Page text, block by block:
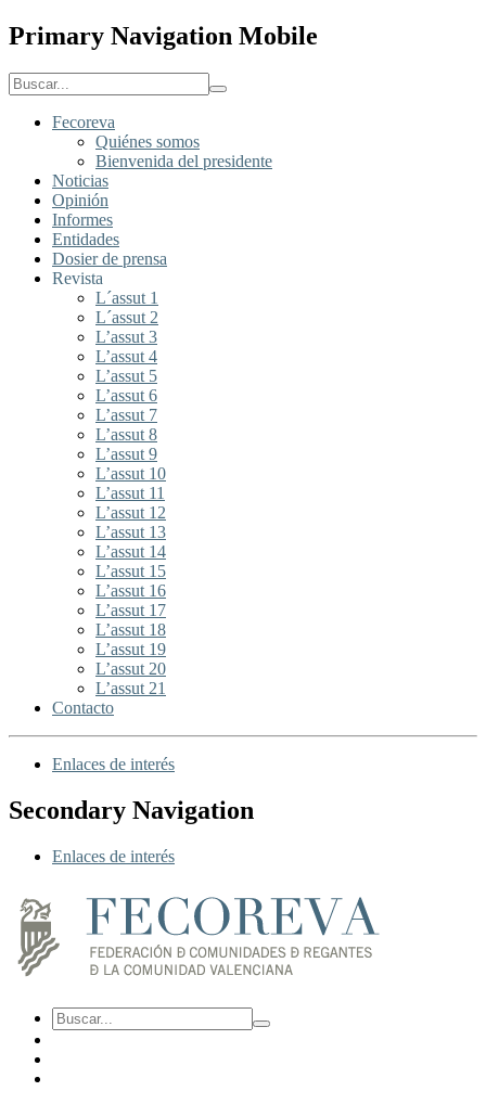
Primary Navigation Mobile
Fecoreva
Quiénes somos
Bienvenida del presidente
Noticias
Opinión
Informes
Entidades
Dosier de prensa
Revista
L´assut 1
L´assut 2
L’assut 3
L’assut 4
L’assut 5
L’assut 6
L’assut 7
L’assut 8
L’assut 9
L’assut 10
L’assut 11
L’assut 12
L’assut 13
L’assut 14
L’assut 15
L’assut 16
L’assut 17
L’assut 18
L’assut 19
L’assut 20
L’assut 21
Contacto
Enlaces de interés
Secondary Navigation
Enlaces de interés